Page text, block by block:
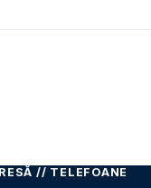
// TELEFOANE